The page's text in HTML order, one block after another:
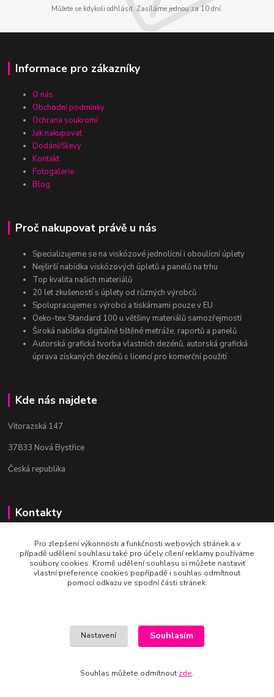
Můžete se kdykoli odhlásit. Zasíláme jednou za 10 dní.
Informace pro zákazníky
O nás
Obchodní podmínky
Ochrana soukromí
Jak nakupovat
Dodání/Slevy
Kontakt
Fotogalerie
Blog
Proč nakupovat právě u nás
Specializujeme se na viskózové jednolícní i oboulícní úplety
Nejširší nabídka viskózových úpletů a panelů na trhu
Top kvalita našich materiálů
20 let zkušeností s úplety od různých výrobců
Spolupracujeme s výrobci a tiskárnami pouze v EU
Oeko-tex Standard 100 u většiny materiálů samozřejmostí
Široká nabídka digitálně tištěné metráže, raportů a panelů
Autorská grafická tvorba vlastních dezénů, autorská grafická
úprava získaných dezénů s licencí pro komerční použití
Kde nás najdete
Vitorazská 147
37833 Nová Bystřice
Česká republika
Kontakty
+420 608 223 558
(Po-Ne, 10-19 hod.)
art-mania@email.cz
Vytvořeno na Eshop-rychle.cz
Pro zlepšení výkonnosti a funkčnosti webových stránek a v
případě udělení souhlasu také pro účely cílení reklamy používáme
soubory cookies. Kromě udělení souhlasu si můžete nastavit
vlastní preference cookies popřípadě i souhlas odmítnout
pomocí odkazu ve spodní části stránek.
Nastavení Souhlasím
Souhlas můžete odmítnout zde.